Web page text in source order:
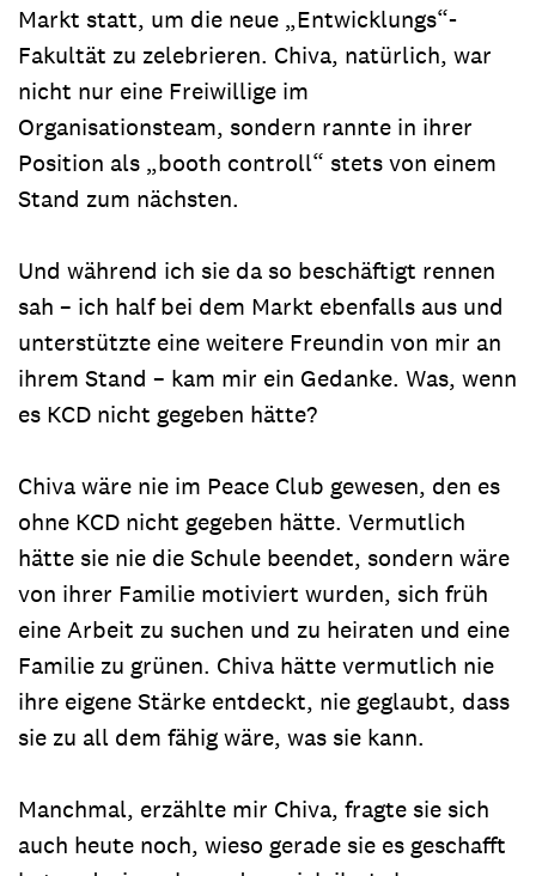
Markt statt, um die neue „Entwicklungs“-
Fakultät zu zelebrieren. Chiva, natürlich, war
nicht nur eine Freiwillige im
Organisationsteam, sondern rannte in ihrer
Position als „booth controll“ stets von einem
Stand zum nächsten.
Und während ich sie da so beschäftigt rennen
sah – ich half bei dem Markt ebenfalls aus und
unterstützte eine weitere Freundin von mir an
ihrem Stand – kam mir ein Gedanke. Was, wenn
es KCD nicht gegeben hätte?
Chiva wäre nie im Peace Club gewesen, den es
ohne KCD nicht gegeben hätte. Vermutlich
hätte sie nie die Schule beendet, sondern wäre
von ihrer Familie motiviert wurden, sich früh
eine Arbeit zu suchen und zu heiraten und eine
Familie zu grünen. Chiva hätte vermutlich nie
ihre eigene Stärke entdeckt, nie geglaubt, dass
sie zu all dem fähig wäre, was sie kann.
Manchmal, erzählte mir Chiva, fragte sie sich
auch heute noch, wieso gerade sie es geschafft